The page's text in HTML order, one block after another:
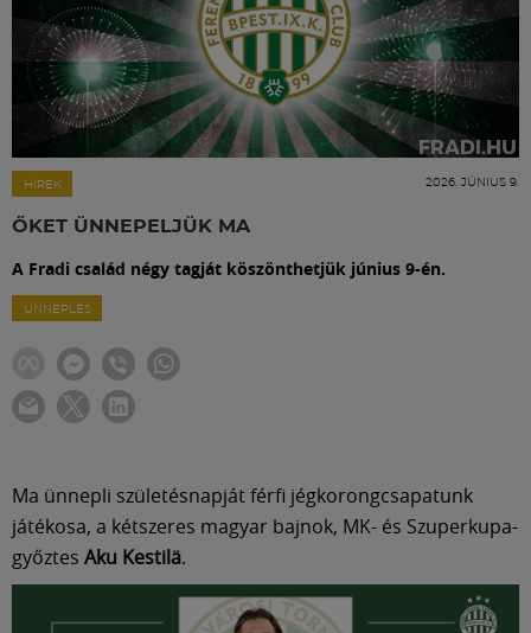
HÍREK 2026. JÚNIUS 9.
ŐKET ÜNNEPELJÜK MA
A Fradi család négy tagját köszönthetjük június 9-én.
ÜNNEPLÉS
Ma ünnepli születésnapját férfi jégkorongcsapatunk
játékosa, a kétszeres magyar bajnok, MK- és Szuperkupa-
győztes Aku Kestilä.
FM YouTube +
Hírek
Labdarúgás
Szakosztályok
Meccscenter
Klub
Szolgáltatások
Shop